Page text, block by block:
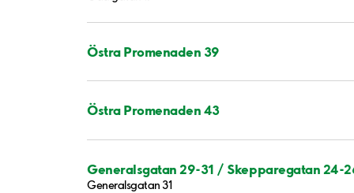
Östra Promenaden 39
Östra Promenaden 43
Generalsgatan 29-31 / Skepparegatan 24-
Generalsgatan 31